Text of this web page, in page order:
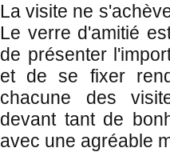
La visite ne
Le verre d'amitié
de présenter
et de se fixer
chacune des
devant tant de
avec une agréable